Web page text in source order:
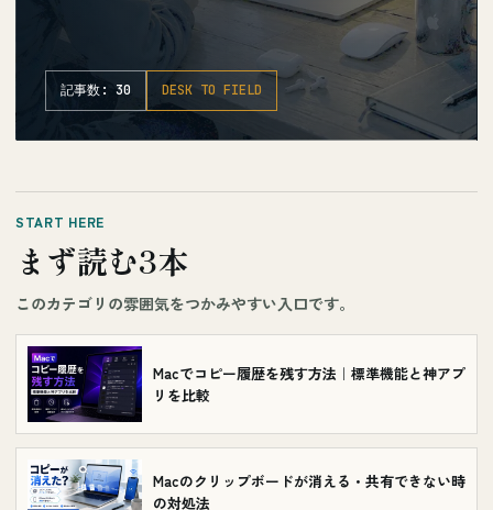
記事数: 30 DESK TO FIELD
START HERE
まず読む3本
このカテゴリの雰囲気をつかみやすい入口です。
Macでコピー履歴を残す方法｜標準機能と神アプ
リを比較
Macのクリップボードが消える・共有できない時
の対処法